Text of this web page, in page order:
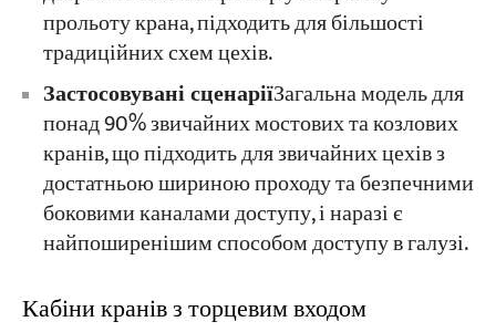
прольоту крана, підходить для більшості
традиційних схем цехів.
Застосовувані сценаріїЗагальна модель для
понад 90% звичайних мостових та козлових
кранів, що підходить для звичайних цехів з
достатньою шириною проходу та безпечними
боковими каналами доступу, і наразі є
найпоширенішим способом доступу в галузі.
Кабіни кранів з торцевим входом